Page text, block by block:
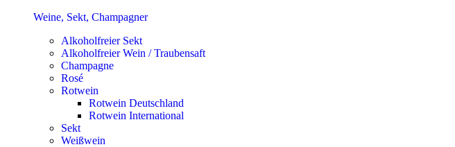
Weine, Sekt, Champagner
Alkoholfreier Sekt
Alkoholfreier Wein / Traubensaft
Champagne
Rosé
Rotwein
Rotwein Deutschland
Rotwein International
Sekt
Weißwein